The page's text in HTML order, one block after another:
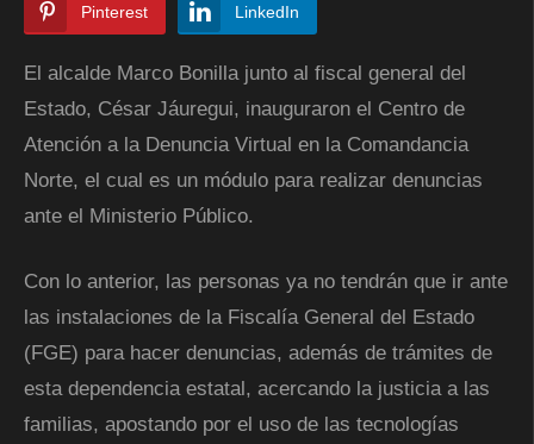
Pinterest LinkedIn
El alcalde Marco Bonilla junto al fiscal general del
Estado, César Jáuregui, inauguraron el Centro de
Atención a la Denuncia Virtual en la Comandancia
Norte, el cual es un módulo para realizar denuncias
ante el Ministerio Público.
Con lo anterior, las personas ya no tendrán que ir ante
las instalaciones de la Fiscalía General del Estado
(FGE) para hacer denuncias, además de trámites de
esta dependencia estatal, acercando la justicia a las
familias, apostando por el uso de las tecnologías